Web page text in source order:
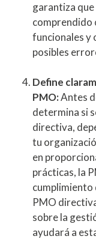
garantiza
comprendido
funcionales y
posibles
Define
PMO:Antes
determina si
directiva,
tu
en
prácticas, la
cumplimiento
PMO
sobre la
ayudará a